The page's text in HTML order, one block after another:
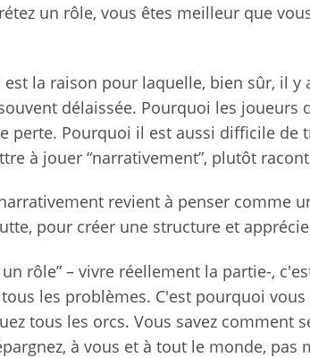
un rôle, vous êtes meilleur que
est la raison pour laquelle, bien sûr, il
délaissée. Pourquoi les
perte. Pourquoi il est aussi difficile de
à jouer “narrativement”, plutôt
revient à penser comme
pour créer une structure et
un rôle” – vivre réellement la partie-,
les problèmes. C'est pourquoi
tous les orcs. Vous savez comment
à vous et à tout le monde,